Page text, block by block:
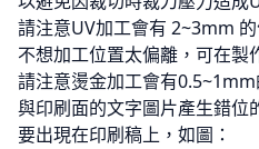
請注意UV加工會有 2~3mm
不想加工位置太偏離，可在製
請注意燙金加工會有
與印刷面的文字圖片產生錯位
要出現在印刷稿上，如圖：